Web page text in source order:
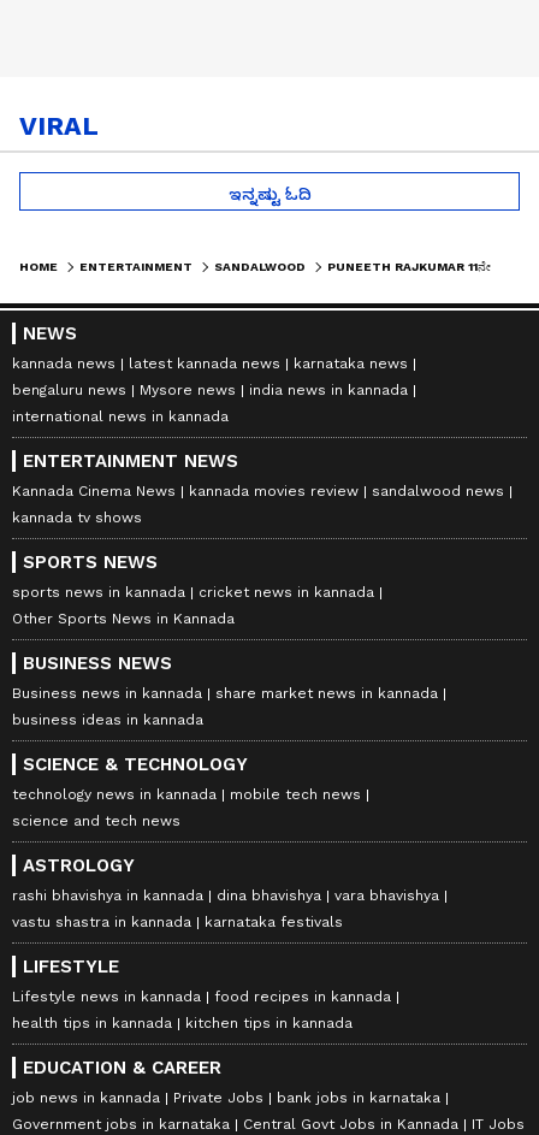
VIRAL
ಇನ್ನಷ್ಟು ಓದಿ
HOME ENTERTAINMENT SANDALWOOD
NEWS
kannada news latest kannada news
karnataka news
bengaluru news
Mysore news
india news in kannada
international news in kannada
ENTERTAINMENT NEWS
Kannada Cinema News kannada movies review
sandalwood news
kannada tv shows
SPORTS NEWS
sports news in kannada
cricket news in kannada
Other Sports News in Kannada
BUSINESS NEWS
Business news in kannada
share market news in kannada
business ideas in kannada
SCIENCE & TECHNOLOGY
technology news in kannada
mobile tech news
science and tech news
ASTROLOGY
rashi bhavishya in kannada dina bhavishya
vara bhavishya
vastu shastra in kannada
karnataka festivals
LIFESTYLE
Lifestyle news in kannada
food recipes in kannada
health tips in kannada
kitchen tips in kannada
EDUCATION & CAREER
job news in kannada Private Jobs
bank jobs in karnataka
Government jobs in karnataka
Central Govt Jobs in Kannada IT Jobs